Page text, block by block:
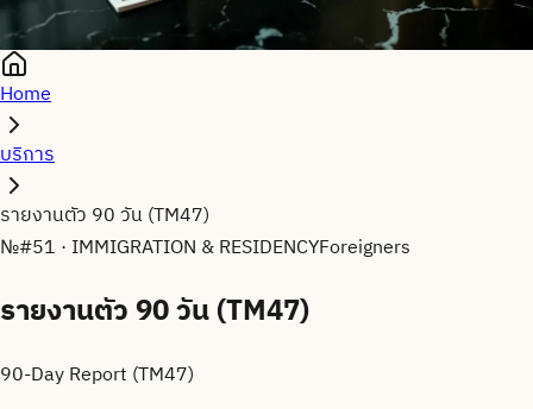
Home
บริการ
รายงานตัว 90 วัน (TM47)
№#51 · IMMIGRATION & RESIDENCYForeigners
รายงานตัว 90 วัน (TM47)
90-Day Report (TM47)